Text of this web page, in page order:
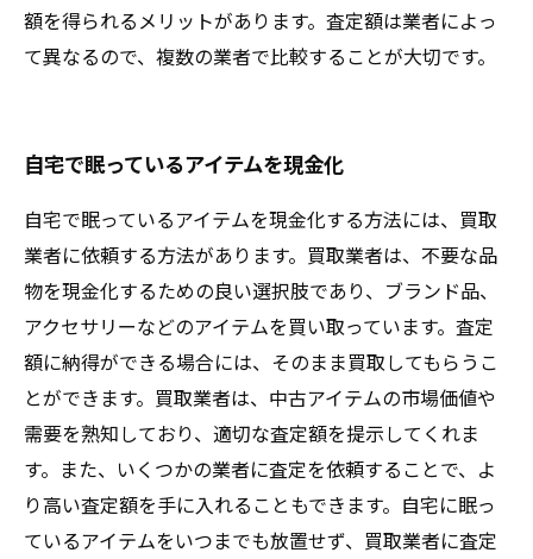
額を得られるメリットがあります。査定額は業者によっ
て異なるので、複数の業者で比較することが大切です。
自宅で眠っているアイテムを現金化
自宅で眠っているアイテムを現金化する方法には、買取
業者に依頼する方法があります。買取業者は、不要な品
物を現金化するための良い選択肢であり、ブランド品、
アクセサリーなどのアイテムを買い取っています。査定
額に納得ができる場合には、そのまま買取してもらうこ
とができます。買取業者は、中古アイテムの市場価値や
需要を熟知しており、適切な査定額を提示してくれま
す。また、いくつかの業者に査定を依頼することで、よ
り高い査定額を手に入れることもできます。自宅に眠っ
ているアイテムをいつまでも放置せず、買取業者に査定